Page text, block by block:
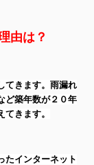
由は？
てきます。雨漏れ
ど築年数が２０年
きます。
たインターネット